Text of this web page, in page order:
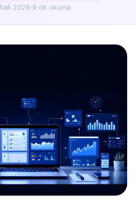
2026·9 dk okuma